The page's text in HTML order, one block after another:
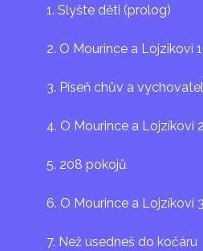
1. Slyšte děti (prolog)
2. O Mourince a Lojzikovi 1
3. Píseň chův a
4. O Mourince a Lojzíkovi 2
5. 208 pokojů
6. O Mourince a Lojzíkovi 3
7. Než usedneš do kočáru